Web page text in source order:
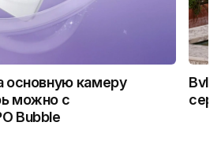
основную камеру
можно с
Bubble